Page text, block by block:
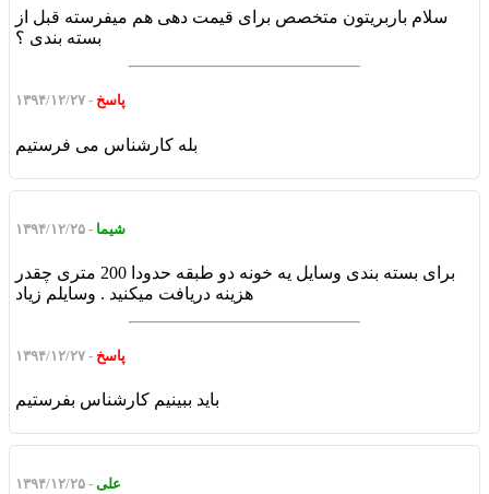
سلام باربریتون متخصص برای قیمت دهی هم میفرسته قبل از
بسته بندی ؟
پاسخ - ۱۳۹۴/۱۲/۲۷
بله کارشناس می فرستیم
شیما - ۱۳۹۴/۱۲/۲۵
برای بسته بندی وسایل یه خونه دو طبقه حدودا 200 متری چقدر
هزینه دریافت میکنید . وسایلم زیاد
پاسخ - ۱۳۹۴/۱۲/۲۷
باید ببینیم کارشناس بفرستیم
علی - ۱۳۹۴/۱۲/۲۵